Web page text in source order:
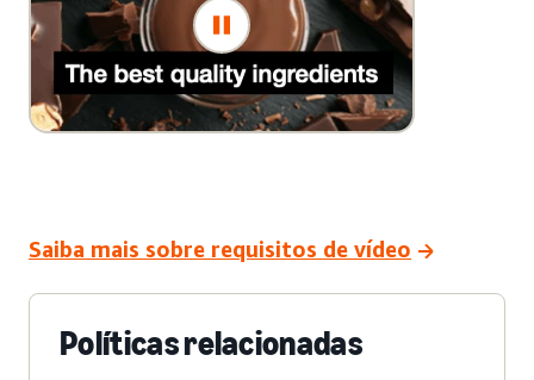
Saiba mais sobre requisitos de vídeo
Políticas relacionadas